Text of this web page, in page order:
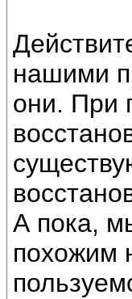
нашими
они. При
А пока,
похожим